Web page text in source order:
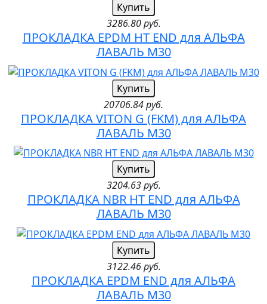
Купить
3286.80 руб.
ПРОКЛАДКА EPDM HT END для АЛЬФА
ЛАВАЛЬ M30
Купить
20706.84 руб.
ПРОКЛАДКА VITON G (FKM) для АЛЬФА
ЛАВАЛЬ M30
Купить
3204.63 руб.
ПРОКЛАДКА NBR HT END для АЛЬФА
ЛАВАЛЬ M30
Купить
3122.46 руб.
ПРОКЛАДКА EPDM END для АЛЬФА
ЛАВАЛЬ M30